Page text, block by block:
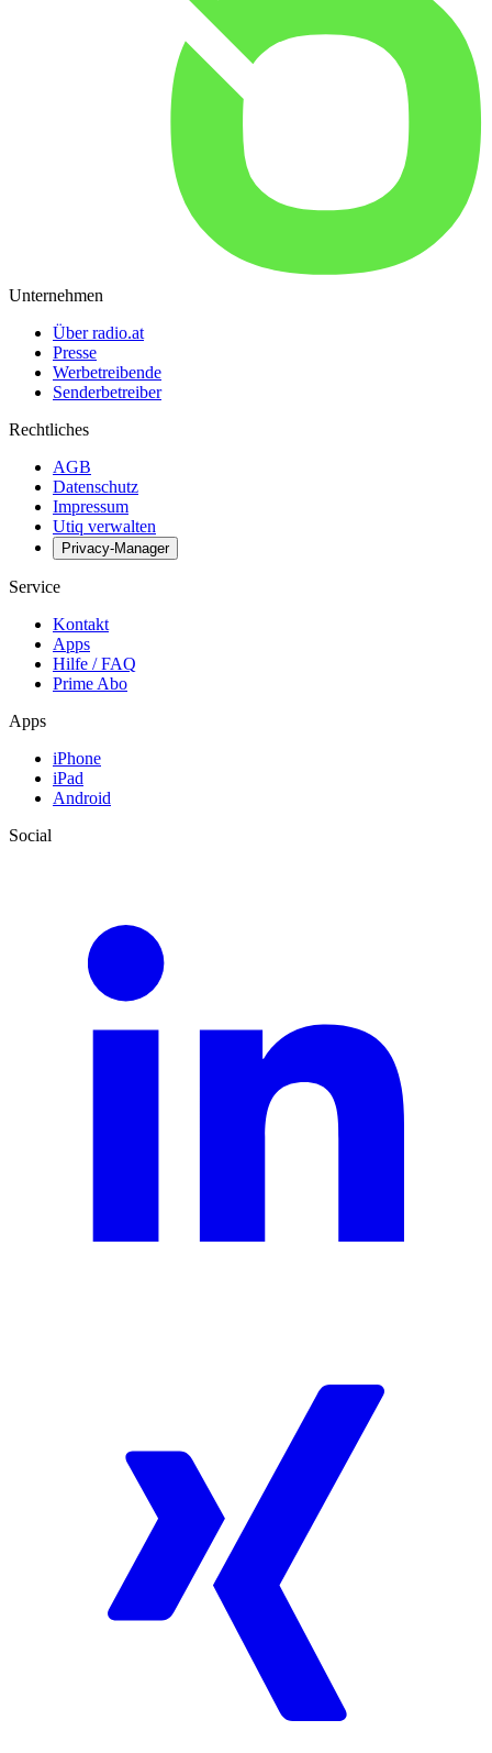
Unternehmen
Über radio.at
Presse
Werbetreibende
Senderbetreiber
Rechtliches
AGB
Datenschutz
Impressum
Utiq verwalten
Privacy-Manager
Service
Kontakt
Apps
Hilfe / FAQ
Prime Abo
Apps
iPhone
iPad
Android
Social